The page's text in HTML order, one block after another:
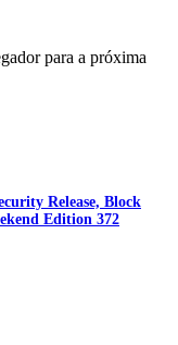
para a próxima
Release, Block
Edition 372